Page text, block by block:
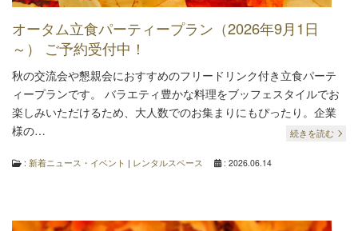
オータム立食パーティープラン（2026年9月1日
～） ご予約受付中！
秋の交流会や懇親会におすすめのフリードリンク付き立食パーテ
ィープランです。 バラエティ豊かな料理をブッフェスタイルでお
楽しみいただけるため、大人数でのお集まりにもぴったり。企業
様の…
続きを読む
: 新着ニュース・イベント | レンタルスペース : 2026.06.14